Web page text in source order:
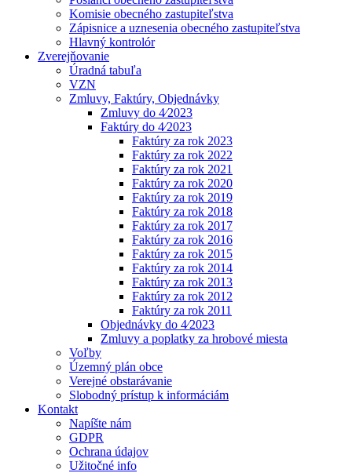
Komisie obecného zastupiteľstva
Zápisnice a uznesenia obecného zastupiteľstva
Hlavný kontrolór
Zverejňovanie
Úradná tabuľa
VZN
Zmluvy, Faktúry, Objednávky
Zmluvy do 4⁄2023
Faktúry do 4⁄2023
Faktúry za rok 2023
Faktúry za rok 2022
Faktúry za rok 2021
Faktúry za rok 2020
Faktúry za rok 2019
Faktúry za rok 2018
Faktúry za rok 2017
Faktúry za rok 2016
Faktúry za rok 2015
Faktúry za rok 2014
Faktúry za rok 2013
Faktúry za rok 2012
Faktúry za rok 2011
Objednávky do 4⁄2023
Zmluvy a poplatky za hrobové miesta
Voľby
Územný plán obce
Verejné obstarávanie
Slobodný prístup k informáciám
Kontakt
Napíšte nám
GDPR
Ochrana údajov
Užitočné info